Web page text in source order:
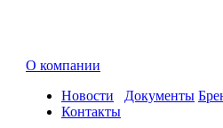
О компании
Новости
Контакты
Документы